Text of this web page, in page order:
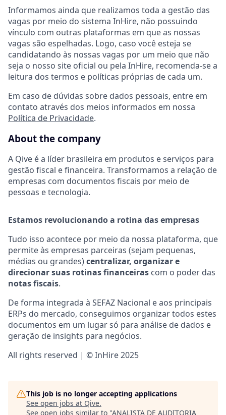
Informamos ainda que realizamos toda a gestão das
vagas por meio do sistema InHire, não possuindo
vínculo com outras plataformas em que as nossas
vagas são espelhadas. Logo, caso você esteja se
candidatando às nossas vagas por um meio que não
seja o nosso site oficial ou pela InHire, recomenda-se a
leitura dos termos e políticas próprias de cada um.
Em caso de dúvidas sobre dados pessoais, entre em
contato através dos meios informados em nossa
Política de Privacidade.
About the company
A Qive é a líder brasileira em produtos e serviços para
gestão fiscal e financeira. Transformamos a relação de
empresas com documentos fiscais por meio de
pessoas e tecnologia.
Estamos revolucionando a rotina das empresas
Tudo isso acontece por meio da nossa plataforma, que
permite às empresas parceiras (sejam pequenas,
médias ou grandes)centralizar, organizar e
direcionar suas rotinas financeiras com o poder das
notas fiscais.
De forma integrada à SEFAZ Nacional e aos principais
ERPs do mercado, conseguimos organizar todos estes
documentos em um lugar só para análise de dados e
geração de insights para negócios.
All rights reserved | © InHire 2025
This job is no longer accepting applications
See open jobs at Qive.
See open jobs similar to "ANALISTA DE AUDITORIA